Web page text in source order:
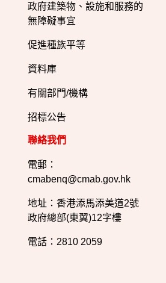
政府建築物、設施和服務的
無障礙事宜
促進種族平等
資料庫
有關部門/機構
招標公告
聯絡我們
電郵：
cmabenq@cmab.gov.hk​
地址：香港添馬添美道2號
政府總部(東翼)12字樓
電話：2810 2059